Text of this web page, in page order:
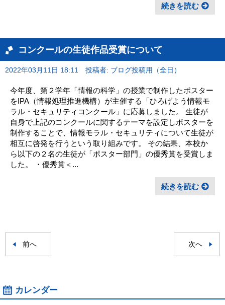
続きを読む
コンクールの生徒作品受賞について
2022年03月11日 18:11 投稿者: ブログ投稿用（全日）
今年度、第２学年「情報の科学」の授業で制作したポスター
をIPA（情報処理推進機構）が主催する「ひろげよう情報モ
ラル・セキュリティコンクール」に応募しました。 生徒が
自身で上記のコンクールに関するテーマを設定しポスターを
制作することで、情報モラル・セキュリティについて生徒が
相互に啓発を行うという取り組みです。 その結果、本校か
ら以下の２名の生徒が「ポスター部門」の優秀賞を受賞しま
した。 ・優秀賞＜...
続きを読む
前へ 次へ
カレンダー